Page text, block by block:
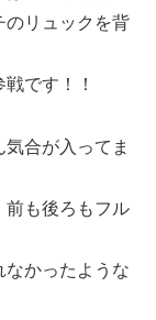
リュックを背
です！！
合が入ってま
も後ろもフル
かったような